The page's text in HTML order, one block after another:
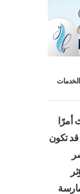
الخدمات
أمرًا
قد تكون